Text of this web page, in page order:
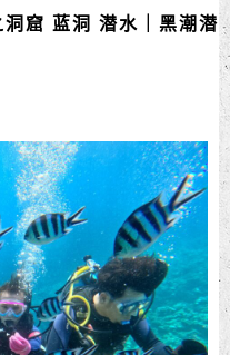
窟 蓝洞 潜水｜黑潮潜